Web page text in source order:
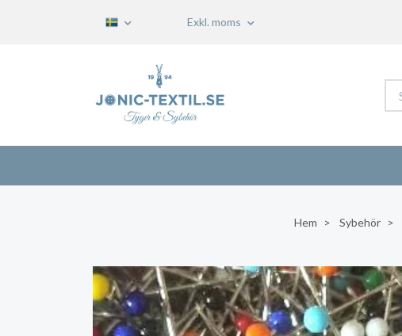
Exkl. moms
Hem Sybehör